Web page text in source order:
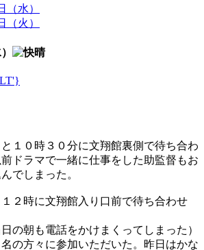
（水）
（火）
１０時３０分に文翔館裏側で待ち合わ
ドラマで一緒に仕事をした助監督もお
でしまった。
２時に文翔館入り口前で待ち合わせ
の朝も電話をかけまくってしまった）
の方々に参加いただいた。昨日はかな